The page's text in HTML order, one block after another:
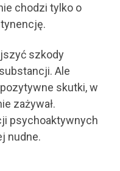
chodzi tylko o
szkody
Ale
skutki, w
zażywał.
psychoaktywnych
nudne.